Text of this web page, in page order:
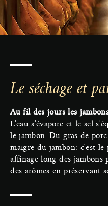
Le séchage et
Au fil des jours les
L'eau s'évapore et le sel
le jambon. Du gras de
maigre du jambon: c'est le
affinage long des jambons
des arômes en préservant